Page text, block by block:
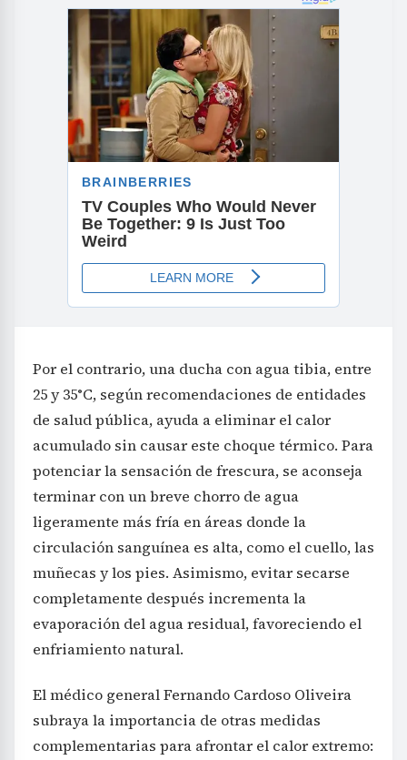
Por el contrario, una ducha con agua tibia, entre
25 y 35°C, según recomendaciones de entidades
de salud pública, ayuda a eliminar el calor
acumulado sin causar este choque térmico. Para
potenciar la sensación de frescura, se aconseja
terminar con un breve chorro de agua
ligeramente más fría en áreas donde la
circulación sanguínea es alta, como el cuello, las
muñecas y los pies. Asimismo, evitar secarse
completamente después incrementa la
evaporación del agua residual, favoreciendo el
enfriamiento natural.
El médico general Fernando Cardoso Oliveira
subraya la importancia de otras medidas
complementarias para afrontar el calor extremo: